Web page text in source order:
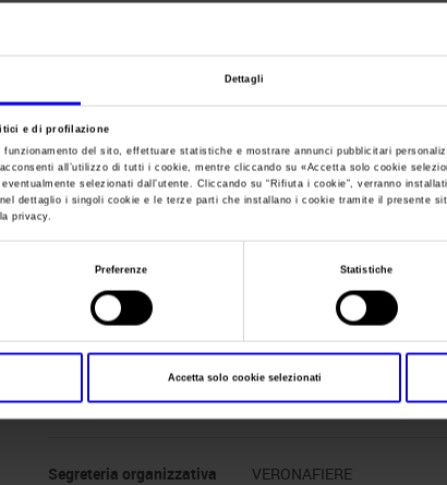
Dettagli
e di profilazione
del sito, effettuare statistiche e mostrare annunci pubblicitari
all’utilizzo di tutti i cookie, mentre cliccando su «Accetta solo cookie
selezionati dall’utente. Cliccando su “ Rifiuta i cookie”, verranno
dettaglio i singoli cookie e le terze parti che installano i cookie tramite il presente
privacy.
Preferenze Statistiche
Accetta solo cookie selezionati
Enolitech
Salone internazionale delle tecnologie per la
17/10/2021 - 19/10/2021
Frequenza
Annual
Website
https://www.enolitech.it
Segreteria organizzativa
VERONAFIERE